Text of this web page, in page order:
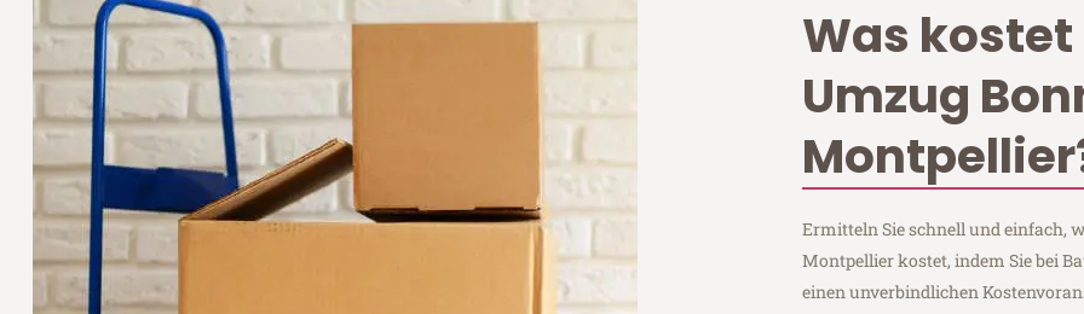
Was kostet
Umzug
Ermitteln Sie schnell und einfach,
Montpellier kostet, indem Sie bei
einen unverbindlichen